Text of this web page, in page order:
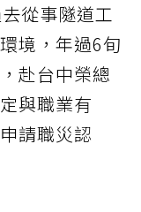
從事隧道工
境，年過6旬
赴台中榮總
與職業有
請職災認